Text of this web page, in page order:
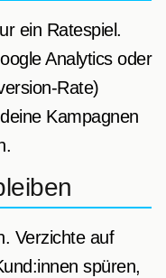
ein Ratespiel.
Analytics oder
Rate)
Kampagnen
Verzichte auf
spüren,